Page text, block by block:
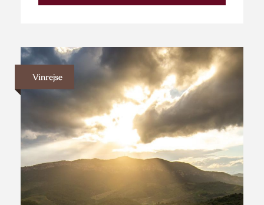
Vinrejse